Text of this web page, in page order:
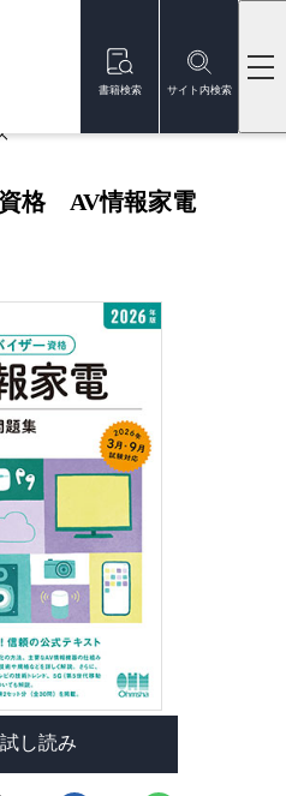
書籍検索 サイト内検索
格 AV情報家電
試し読み